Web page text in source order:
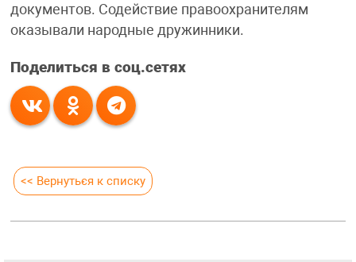
документов. Содействие правоохранителям
оказывали народные дружинники.
Поделиться в соц.сетях
<< Вернуться к списку